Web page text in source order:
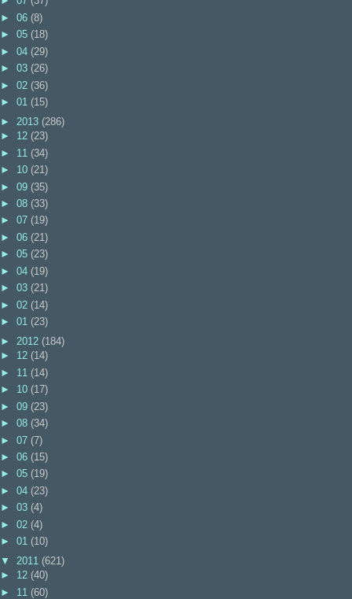
► 06 (8)
► 05 (18)
► 04 (29)
► 03 (26)
► 02 (36)
► 01 (15)
► 2013 (286)
► 12 (23)
► 11 (34)
► 10 (21)
► 09 (35)
► 08 (33)
► 07 (19)
► 06 (21)
► 05 (23)
► 04 (19)
► 03 (21)
► 02 (14)
► 01 (23)
► 2012 (184)
► 12 (14)
► 11 (14)
► 10 (17)
► 09 (23)
► 08 (34)
► 07 (7)
► 06 (15)
► 05 (19)
► 04 (23)
► 03 (4)
► 02 (4)
► 01 (10)
▼ 2011 (621)
► 12 (40)
► 11 (60)